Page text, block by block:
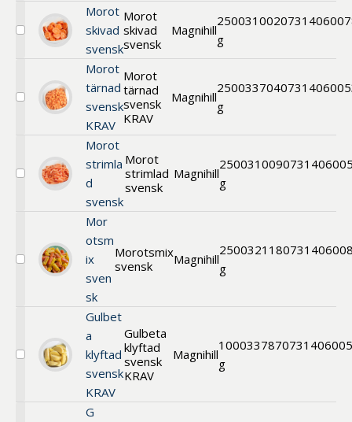
Välj
skivad
Morot
skivad
svensk
Morot
skivad
svensk
Magnihill
2500
g
31002
Välj
Morot
tärnad
svensk
KRAV
Morot
tärnad
svensk
KRAV
Magnihill
2500
g
33704
Välj
Morot
strimla
d
svensk
Morot
strimlad
svensk
Magnihill
2500
g
31009
Välj
Mor
otsm
ix
sven
sk
Morotsmix
svensk
Magnihill
2500
g
32118
Välj
Gulbet
a
klyftad
svensk
KRAV
Gulbeta
klyftad
svensk
KRAV
Magnihill
1000
g
33787
G